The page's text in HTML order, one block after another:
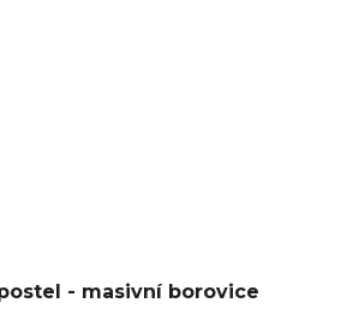
postel - masivní borovice